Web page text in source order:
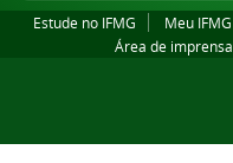
Estude no IFMG Meu IFMG
Área de imprensa